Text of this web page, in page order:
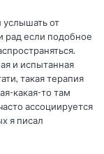
услышать от
рад если подобное
и испытанная
такая терапия
какая-то там
ассоциируется
я писал